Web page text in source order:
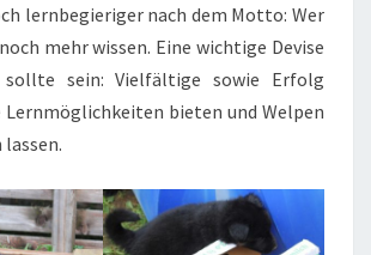
lernbegieriger nach dem Motto: Wer
mehr wissen. Eine wichtige Devise
sollte sein: Vielfältige sowie Erfolg
Lernmöglichkeiten bieten und Welpen